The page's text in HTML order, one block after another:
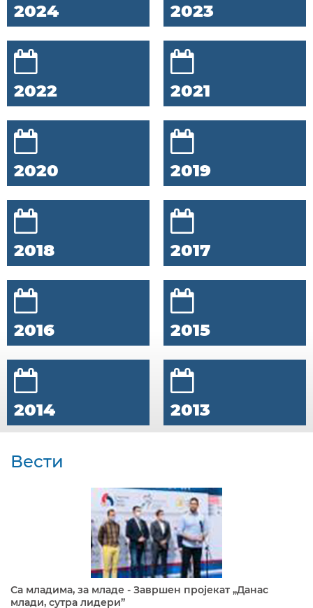
2024 2023
2022 2021
2020 2019
2018 2017
2016 2015
2014 2013
Вести
Са младима, за младе - Завршен пројекат „Данас
млади, сутра лидери”